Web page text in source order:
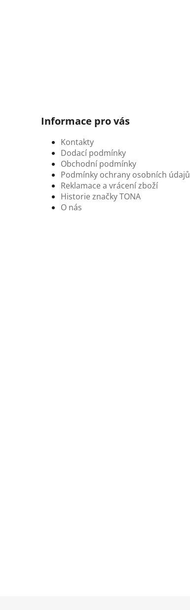
Informace pro vás
Kontakty
Dodací podmínky
Obchodní podmínky
Podmínky ochrany osobních údajů
Reklamace a vrácení zboží
Historie značky TONA
O nás